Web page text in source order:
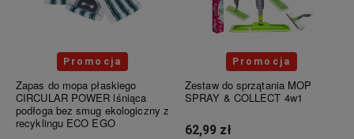
Promocja
Zapas do mopa płaskiego
CIRCULAR POWER lśniąca
podłoga bez smug ekologiczny z
recyklingu ECO EGO
Promocja
Zestaw do sprzątania MOP
SPRAY & COLLECT 4w1
62,99 zł